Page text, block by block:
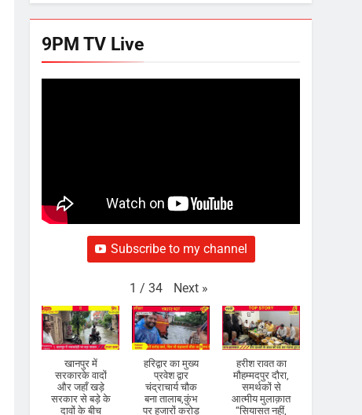
9PM TV Live
Subscribe to my channel
1 / 34 Next »
खानपुर में
सरकारके वादों
और जहाँ खड़े
सरकार से बड़े के
दावों के बीच
हरिद्वार का मुख्य
प्रवेश द्वार
चंद्राचार्य चौक
बना तालाब,कुंभ
पर हजारों करोड़
हरीश रावत का
मौहम्मदपुर दौरा,
समर्थकों से
आत्मीय मुलाक़ात
“सियासत नहीं,